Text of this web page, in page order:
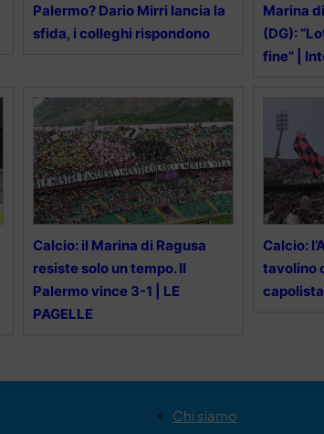
Palermo? Dario Mirri lancia la
sfida, i colleghi rispondono
Marina
(DG):
fine” |
Calcio: il Marina di Ragusa
resiste solo un tempo. Il
Palermo vince 3-1 | LE
PAGELLE
Calcio:
tavolino
capolista
Chi siamo